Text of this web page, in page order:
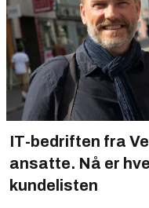
IT-bedriften fra
ansatte. Nå er
kundelisten